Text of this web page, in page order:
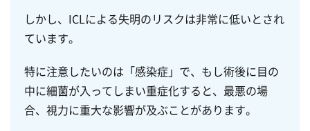
しかし、ICLによる失明のリスクは非常に低いとされ
ています。
特に注意したいのは「感染症」で、もし術後に目の
中に細菌が入ってしまい重症化すると、最悪の場
合、視力に重大な影響が及ぶことがあります。